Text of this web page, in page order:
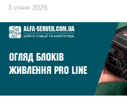
3 січня 2026